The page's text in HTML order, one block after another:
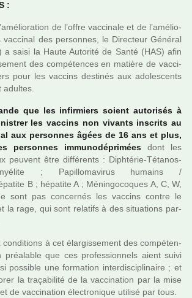
:
de l’offre vac­ci­nale et de l’amé­lio­
des per­son­nes, le Directeur Général
a saisi la Haute Autorité de Santé (HAS) afin
des com­pé­ten­ces en matière de vac­ci­
pour les vac­cins des­ti­nés aux ado­les­cents
adul­tes.
que les infir­miers soient auto­ri­sés à
les vac­cins non vivants ins­crits au
aux per­son­nes âgées de 16 ans et plus,
per­son­nes immu­no­dé­pri­mées dont les
peu­vent être dif­fé­rents : Diphtérie-Tétanos-
; Papillomavirus humains /
B ; hépa­tite A ; Méningocoques A, C, W,
sont pas concer­nés les vac­cins contre le
la rage, qui sont rela­tifs à des situa­tions par­
condi­tions à cet élargissement des com­pé­ten­
préa­la­ble que ces pro­fes­sion­nels aient suivi
pos­si­ble une for­ma­tion inter­dis­ci­pli­naire ; et
la tra­ça­bi­lité de la vac­ci­na­tion par la mise
de vac­ci­na­tion électronique uti­lisé par tous.